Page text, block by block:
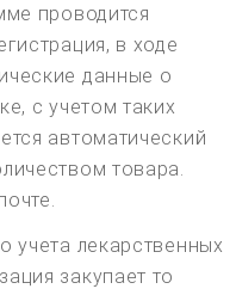
проводится
в ходе
данные о
с учетом таких
автоматический
товара.
учета лекарственных
закупает то